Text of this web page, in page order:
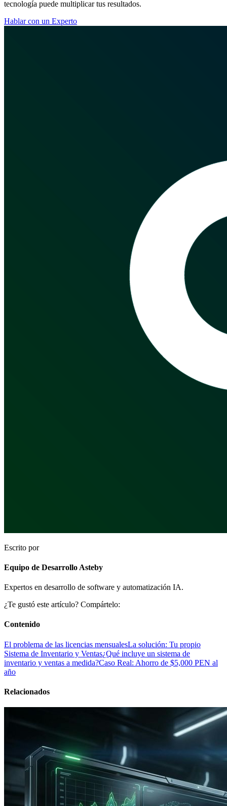
tecnología puede multiplicar tus resultados.
Hablar con un Experto
Escrito por
Equipo de Desarrollo Asteby
Expertos en desarrollo de software y automatización IA.
¿Te gustó este artículo? Compártelo:
Contenido
El problema de las licencias mensualesLa solución: Tu propio
Sistema de Inventario y Ventas¿Qué incluye un sistema de
inventario y ventas a medida?Caso Real: Ahorro de $5,000 PEN al
año
Relacionados